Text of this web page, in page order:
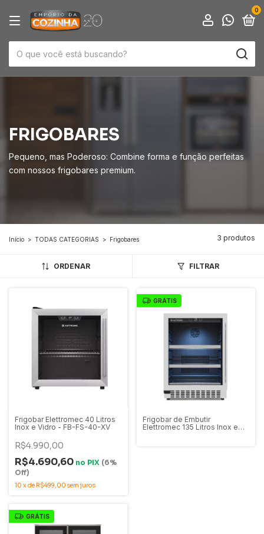
0
FRIGOBARES
Pequeno, mas Poderoso: Combine forma e função perfeitas
com nossos frigobares premium.
Início > TODAS CATEGORIAS > Frigobares 3 produtos
ORDENAR FILTRAR
Frigobar Elettromec 40 Litros
Inox e Vidro - FB-FS-40-XV
R$4.990,00
R$4.690,60 no PIX (6%
Off)
10 x de R$499,00 sem juros
GRÁTIS
Frigobar de Embutir
Elettromec 135 Litros Inox e
GRÁTIS